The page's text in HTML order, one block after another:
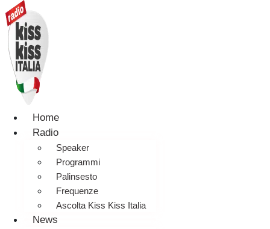
Home
Radio
Speaker
Programmi
Palinsesto
Frequenze
Ascolta Kiss Kiss Italia
News